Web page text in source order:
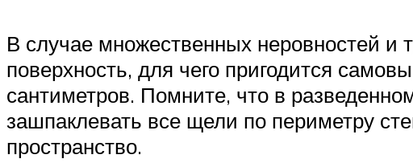
В случае множественных неровностей и
поверхность, для чего пригодится
сантиметров. Помните, что в
зашпаклевать все щели по периметру
пространство.